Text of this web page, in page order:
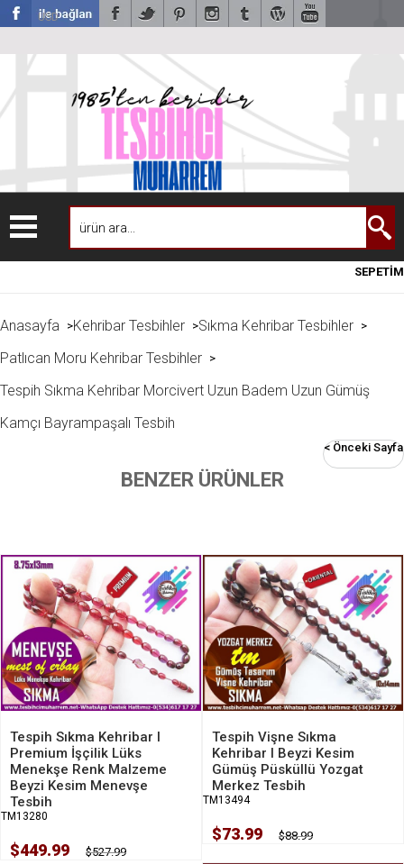
USD
SEPETİM
Anasayfa >Kehribar Tesbihler >Sıkma Kehribar Tesbihler >
Patlıcan Moru Kehribar Tesbihler >
Tespih Sıkma Kehribar Morcivert Uzun Badem Uzun Gümüş
Kamçı Bayrampaşalı Tesbih
< Önceki Sayfa
BENZER ÜRÜNLER
Tespih Sıkma Kehribar I
Premium İşçilik Lüks
Menekşe Renk Malzeme
Beyzi Kesim Menevşe
Tesbih
TM13280
$449.99 $527.99
Tespih Vişne Sıkma
Kehribar I Beyzi Kesim
Gümüş Püsküllü Yozgat
Merkez Tesbih
TM13494
$73.99 $88.99